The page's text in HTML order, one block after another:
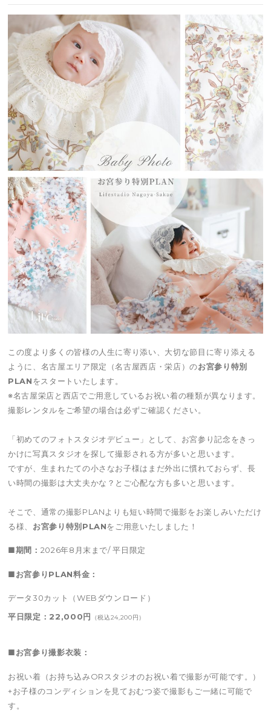
この度より多くの皆様の人生に寄り添い、大切な節目に寄り添える
ように、名古屋エリア限定（名古屋西店・栄店）のお宮参り特別
PLANをスタートいたします。
※名古屋栄店と西店でご用意しているお祝い着の種類が異なります。
撮影レンタルをご希望の場合は必ずご確認ください。
「初めてのフォトスタジオデビュー」として、お宮参り記念をきっ
かけに写真スタジオを探して撮影される方が多いと思います。
ですが、生まれたての小さなお子様はまだ外出に慣れておらず、長
い時間の撮影は大丈夫かな？とご心配な方も多いと思います。
そこで、通常の撮影PLANよりも短い時間で撮影をお楽しみいただけ
る様、 お宮参り特別PLANをご用意いたしました！
■期間： 2026年8月末まで/ 平日限定
■お宮参りPLAN料金：
データ30カット（WEBダウンロード）
平日限定：22,000円
（税込24,200円）
■お宮参り撮影衣装：
お祝い着（お持ち込みORスタジオのお祝い着で撮影が可能です。）
+お子様のコンディションを見ておむつ姿で撮影もご一緒に可能で
す。